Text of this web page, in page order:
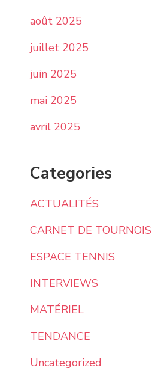
août 2025
juillet 2025
juin 2025
mai 2025
avril 2025
Categories
ACTUALITÉS
CARNET DE TOURNOIS
ESPACE TENNIS
INTERVIEWS
MATÉRIEL
TENDANCE
Uncategorized